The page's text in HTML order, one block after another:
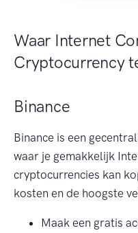
Waar Internet
Cryptocurrency
Binance
Binance is een
waar je gemakkelijk
cryptocurrencies kan
kosten en de hoogste
Maak een gratis